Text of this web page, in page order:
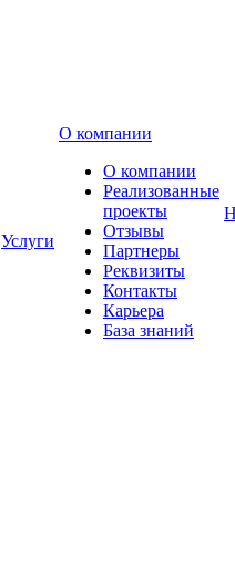
Услуги
О компании
О компании
Реализованные
проекты
Отзывы
Партнеры
Реквизиты
Контакты
Карьера
База знаний